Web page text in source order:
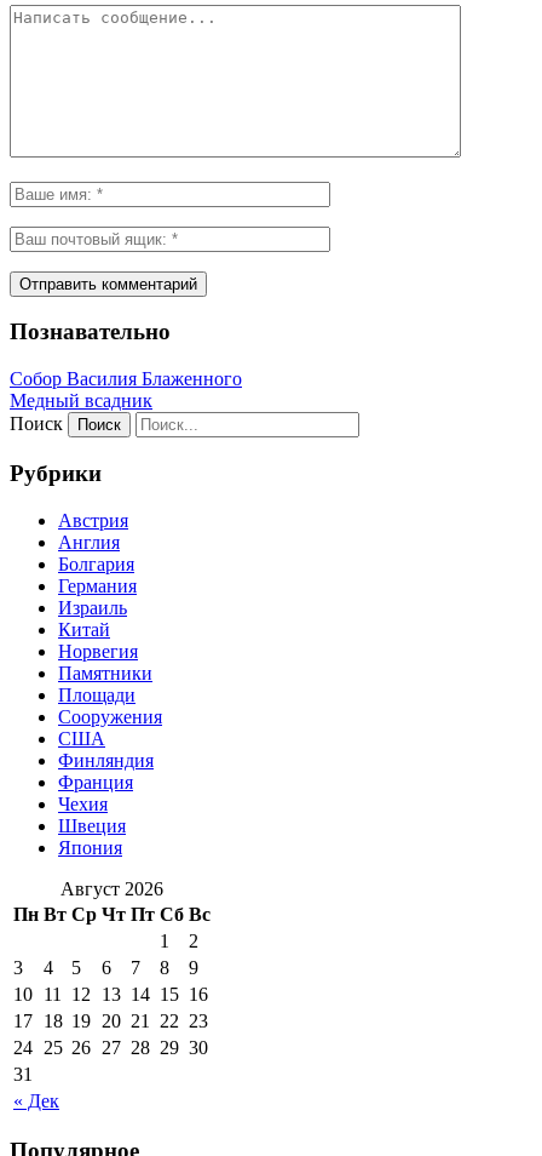
Познавательно
Собор Василия Блаженного
Медный всадник
Поиск
Рубрики
Австрия
Англия
Болгария
Германия
Израиль
Китай
Норвегия
Памятники
Площади
Сооружения
США
Финляндия
Франция
Чехия
Швеция
Япония
Август 2026
Пн Вт Ср Чт Пт Сб Вс
« Дек
1
2
3
4 5 6 7 8
9
10 11 12 13 14 15 16
17 18 19 20 21 22 23
24 25 26 27 28 29 30
31
Популярное